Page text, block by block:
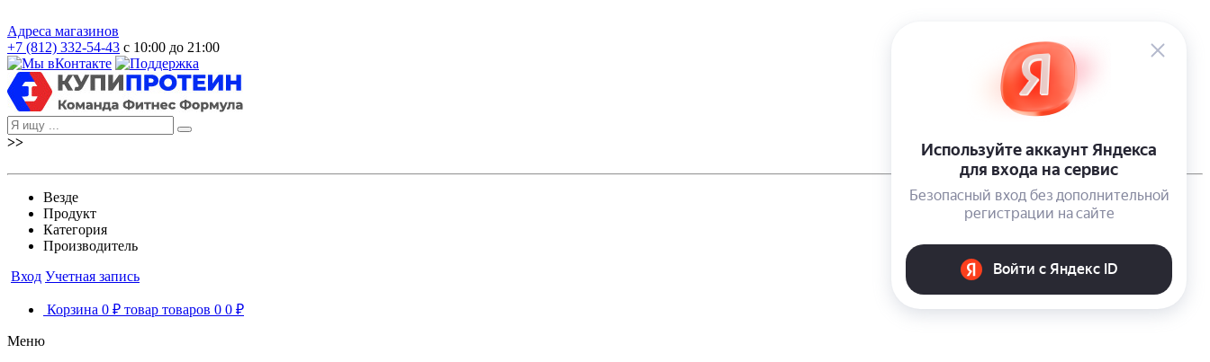
Адреса магазинов
+7 (812) 332-54-43 с 10:00 до 21:00
>>
Везде
Продукт
Категория
Производитель
Вход Учетная запись
Корзина 0 ₽ товар товаров 0 0 ₽
Меню